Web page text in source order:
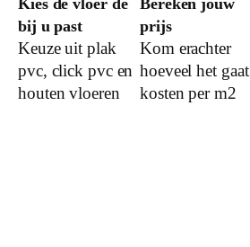
bij u past
Keuze uit plak
pvc, click pvc en
houten vloeren
prijs
Kom erachter
hoeveel het gaat
kosten per m2